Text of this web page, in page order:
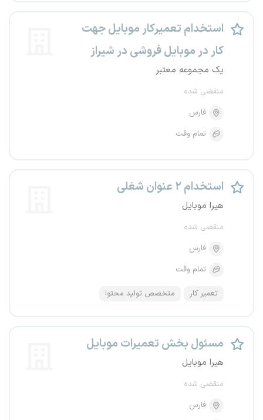
استخدام تعمیرکار موبایل جهت
کار در موبایل فروشی در شیراز
یک مجموعه معتبر
منقضی شده
فارس
تمام وقت
استخدام ۲ عنوان شغلی
هیرا موبایل
منقضی شده
فارس
تمام وقت
تعمیر کار متخصص تولید محتوا
مسئول بخش تعمیرات موبایل
هیرا موبایل
منقضی شده
فارس